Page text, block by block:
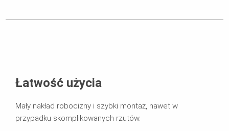
Łatwość użycia
Mały nakład robocizny i szybki montaż, nawet w
przypadku skomplikowanych rzutów.